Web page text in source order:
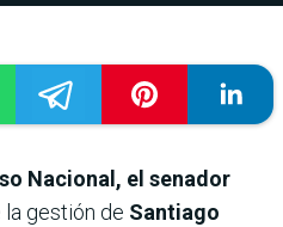
Nacional, el senador
la gestión de Santiago